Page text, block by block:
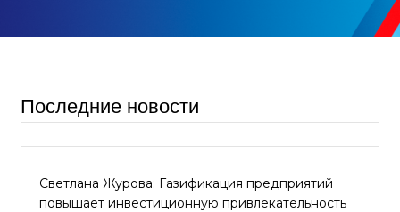
Последние новости
Светлана Журова: Газификация предприятий
повышает инвестиционную привлекательность